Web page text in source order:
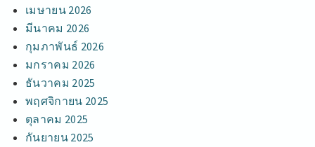
เมษายน 2026
มีนาคม 2026
กุมภาพันธ์ 2026
มกราคม 2026
ธันวาคม 2025
พฤศจิกายน 2025
ตุลาคม 2025
กันยายน 2025